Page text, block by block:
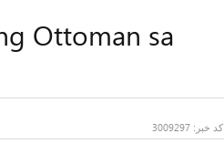
Ottoman sa
کد خبر:3009297